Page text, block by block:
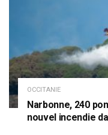
OCCITANIE
Narbonne, 240
nouvel incendie